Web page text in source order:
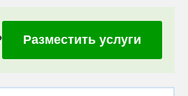
Разместить услуги